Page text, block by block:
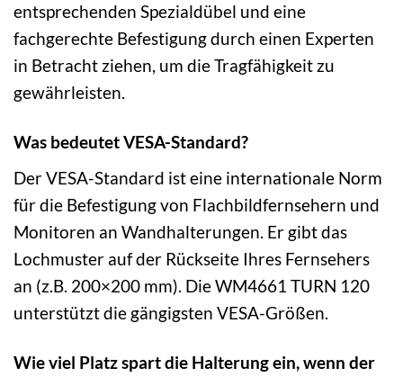
entsprechenden Spezialdübel und eine
fachgerechte Befestigung durch einen Experten
in Betracht ziehen, um die Tragfähigkeit zu
gewährleisten.
Was bedeutet VESA-Standard?
Der VESA-Standard ist eine internationale Norm
für die Befestigung von Flachbildfernsehern und
Monitoren an Wandhalterungen. Er gibt das
Lochmuster auf der Rückseite Ihres Fernsehers
an (z.B. 200×200 mm). Die WM4661 TURN 120
unterstützt die gängigsten VESA-Größen.
Wie viel Platz spart die Halterung ein, wenn der